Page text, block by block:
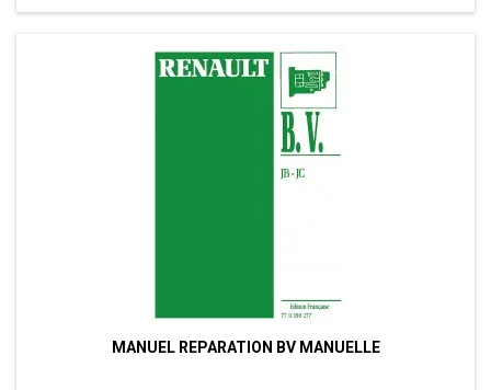
MANUEL REPARATION BV MANUELLE